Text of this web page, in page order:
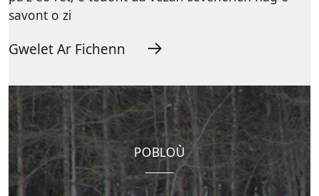
savont o zi
Gwelet Ar Fichenn
POBLOÙ